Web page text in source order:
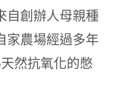
自創辦人母親種
家農場經過多年
然抗氧化的憋